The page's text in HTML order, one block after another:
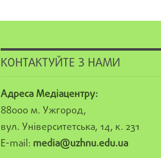
КОНТАКТУЙТЕ З НАМИ
Адреса Медіацентру:
88000 м. Ужгород,
вул. Університетська, 14, к. 231
E-mail: media@uzhnu.edu.ua